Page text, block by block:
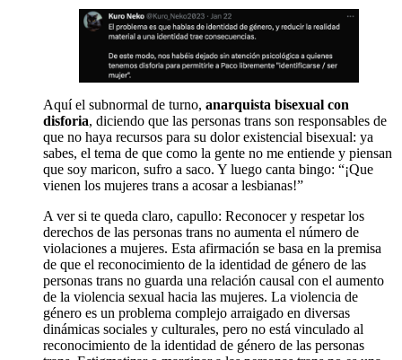
Aquí el subnormal de turno, anarquista bisexual con
disforia, diciendo que las personas trans son responsables de
que no haya recursos para su dolor existencial bisexual: ya
sabes, el tema de que como la gente no me entiende y piensan
que soy maricon, sufro a saco. Y luego canta bingo: “¡Que
vienen los mujeres trans a acosar a lesbianas!”
A ver si te queda claro, capullo: Reconocer y respetar los
derechos de las personas trans no aumenta el número de
violaciones a mujeres. Esta afirmación se basa en la premisa
de que el reconocimiento de la identidad de género de las
personas trans no guarda una relación causal con el aumento
de la violencia sexual hacia las mujeres. La violencia de
género es un problema complejo arraigado en diversas
dinámicas sociales y culturales, pero no está vinculado al
reconocimiento de la identidad de género de las personas